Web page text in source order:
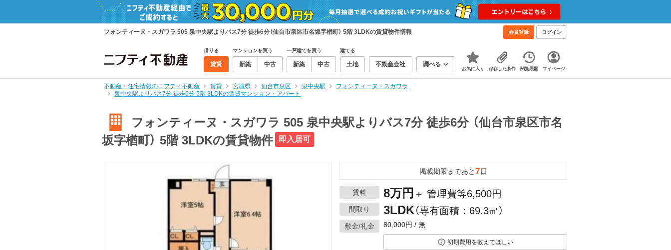
フォンティーヌ・スガワラ 505 泉中央駅よりバス7分 徒歩6分（仙台市泉区市名坂字楢町） 5階 3LDKの賃貸物件情報 会員登録 ログイン
借りる
賃貸
マンションを買う
新築 中古
一戸建てを買う
新築 中古
建てる
土地 不動産会社 調べる
お気に入り 保存した条件 閲覧履歴 マイページ
不動産・住宅情報のニフティ不動産 賃貸 宮城県 仙台市泉区 泉中央駅
フォンティーヌ・スガワラ
泉中央駅よりバス7分 徒歩6分 5階 3LDKの賃貸マンション・アパート
フォンティーヌ・スガワラ 505 泉中央駅よりバス7分 徒歩6分 （仙台市泉区市名
坂字楢町） 5階 3LDKの賃貸物件
即入居可
掲載期限まであと7日
賃料 8万円 ＋ 管理費等6,500円
間取り 3LDK（専有面積：69.3㎡）
敷金/礼金 80,000円 / 無
初期費用を教えてほしい